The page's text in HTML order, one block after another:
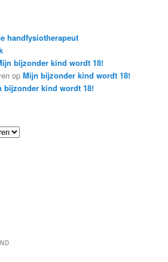
handfysiotherapeut
bijzonder kind wordt 18!
opMijn bijzonder kind wordt 18!
bijzonder kind wordt 18!